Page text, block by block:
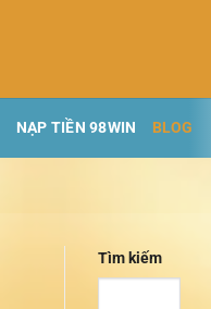
NẠP TIỀN 98WIN BLOG
Tìm kiếm